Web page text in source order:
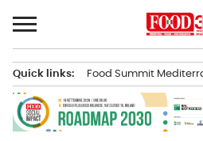
al
contenuto
principale
Quick links: Food Summit